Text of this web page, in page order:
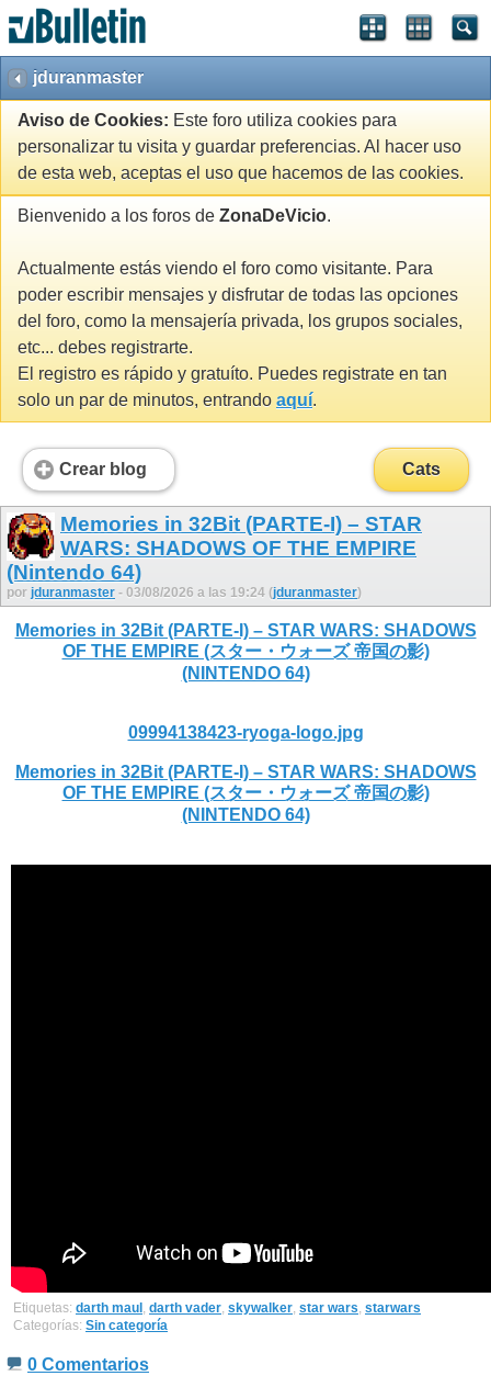
jduranmaster
Aviso de Cookies: Este foro utiliza cookies para
personalizar tu visita y guardar preferencias. Al hacer uso
de esta web, aceptas el uso que hacemos de las cookies.
Bienvenido a los foros de ZonaDeVicio.
Actualmente estás viendo el foro como visitante. Para
poder escribir mensajes y disfrutar de todas las opciones
del foro, como la mensajería privada, los grupos sociales,
etc... debes registrarte.
El registro es rápido y gratuíto. Puedes registrate en tan
solo un par de minutos, entrando aquí.
Crear blog Cats
Memories in 32Bit (PARTE-I) – STAR
WARS: SHADOWS OF THE EMPIRE
(Nintendo 64)
por jduranmaster - 03/08/2026 a las 19:24 (jduranmaster)
Memories in 32Bit (PARTE-I) – STAR WARS: SHADOWS
OF THE EMPIRE (スター・ウォーズ 帝国の影)
(NINTENDO 64)
09994138423-ryoga-logo.jpg
Memories in 32Bit (PARTE-I) – STAR WARS: SHADOWS
OF THE EMPIRE (スター・ウォーズ 帝国の影)
(NINTENDO 64)
Etiquetas: darth maul , darth vader, skywalker, star wars, starwars
Categorías: Sin categoría
0 Comentarios